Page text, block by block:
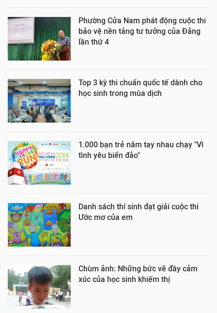
Phường Cửa Nam phát động cuộc thi
bảo vệ nền tảng tư tưởng của Đảng
lần thứ 4
Top 3 kỳ thi chuẩn quốc tế dành cho
học sinh trong mùa dịch
1.000 bạn trẻ nắm tay nhau chạy "Vì
tình yêu biển đảo"
Danh sách thí sinh đạt giải cuộc thi
Ước mơ của em
Chùm ảnh: Những bức vẽ đầy cảm
xúc của học sinh khiếm thị